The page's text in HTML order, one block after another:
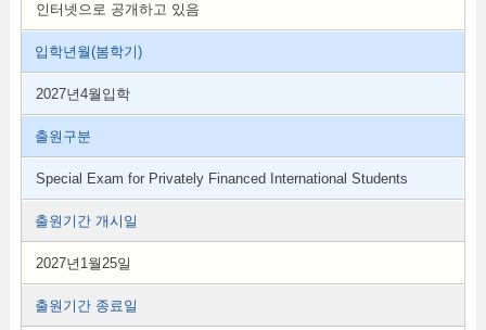
인터넷으로 공개하고 있음
입학년월(봄학기)
2027년4월입학
출원구분
Special Exam for Privately Financed International Students
출원기간 개시일
2027년1월25일
출원기간 종료일